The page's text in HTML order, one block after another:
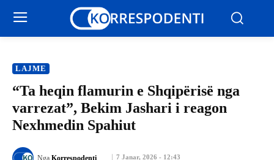
LAJME
“Ta heqin flamurin e Shqipërisë nga
varrezat”, Bekim Jashari i reagon
Nexhmedin Spahiut
7 Janar, 2026 - 12:43
Nga Korrespodenti